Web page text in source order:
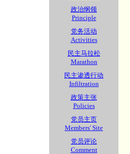
政治纲领
Principle
党务活动
Activities
民主马拉松
Marathon
民主渗透行动
Infiltration
政策主张
Policies
党员主页
Members' Site
党员评论
Comment